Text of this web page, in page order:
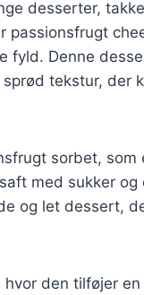
desserter,
passionsfrugt
Denne
tekstur, der
sorbet, som
med sukker
og let dessert,
den tilføjer